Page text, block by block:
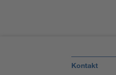
Kontakt